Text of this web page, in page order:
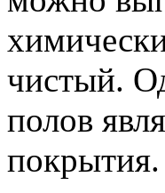
чистый.
полов
покрытия.